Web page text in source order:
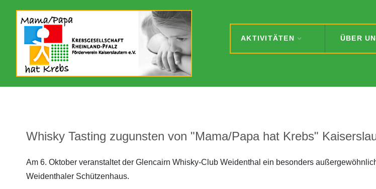
AKTIVITÄTEN ÜBER
Whisky Tasting zugunsten von "Mama/Papa hat Krebs"
Am 6. Oktober veranstaltet der Glencairn Whisky-Club Weidenthal ein besonders
Weidenthaler Schützenhaus.
Aktuelles
Archiv 2026
Archiv 2023
Unser Förderverein
Flyer
Kreativgruppe
Botschafter/in
Unterstützer
2026
2025
2022
2026
2025
Spendenaktionen 2021
Spendenaktionen 2022
Spendenaktionen 2025